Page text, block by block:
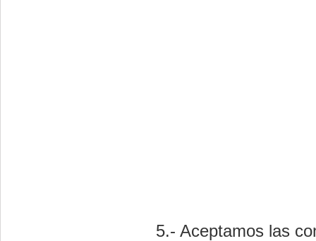
5.- Aceptamos las